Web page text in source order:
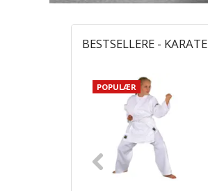
BESTSELLERE - KARATE
POPULÆR